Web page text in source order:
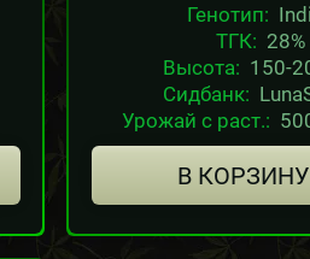
Генотип:
ТГК: 28%
Высота: 150-
Сидбанк:
Урожай с раст.:
В КОРЗИНУ